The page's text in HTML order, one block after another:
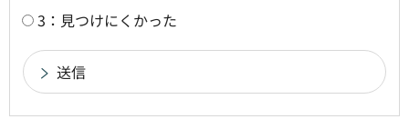
3：見つけにくかった